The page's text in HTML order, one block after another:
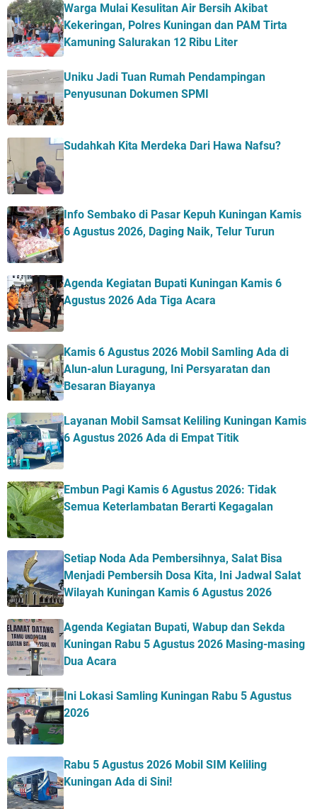
Warga Mulai Kesulitan Air Bersih Akibat
Kekeringan, Polres Kuningan dan PAM Tirta
Kamuning Salurakan 12 Ribu Liter
Uniku Jadi Tuan Rumah Pendampingan
Penyusunan Dokumen SPMI
Sudahkah Kita Merdeka Dari Hawa Nafsu?
Info Sembako di Pasar Kepuh Kuningan Kamis
6 Agustus 2026, Daging Naik, Telur Turun
Agenda Kegiatan Bupati Kuningan Kamis 6
Agustus 2026 Ada Tiga Acara
Kamis 6 Agustus 2026 Mobil Samling Ada di
Alun-alun Luragung, Ini Persyaratan dan
Besaran Biayanya
Layanan Mobil Samsat Keliling Kuningan Kamis
6 Agustus 2026 Ada di Empat Titik
Embun Pagi Kamis 6 Agustus 2026: Tidak
Semua Keterlambatan Berarti Kegagalan
Setiap Noda Ada Pembersihnya, Salat Bisa
Menjadi Pembersih Dosa Kita, Ini Jadwal Salat
Wilayah Kuningan Kamis 6 Agustus 2026
Agenda Kegiatan Bupati, Wabup dan Sekda
Kuningan Rabu 5 Agustus 2026 Masing-masing
Dua Acara
Ini Lokasi Samling Kuningan Rabu 5 Agustus
2026
Rabu 5 Agustus 2026 Mobil SIM Keliling
Kuningan Ada di Sini!